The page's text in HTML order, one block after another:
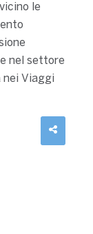
le
nel settore
nei Viaggi